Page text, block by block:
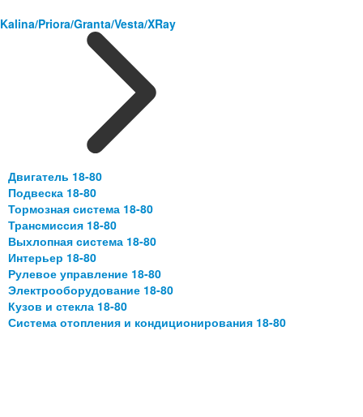
Kalina/Priora/Granta/Vesta/XRay
Двигатель 18-80
Подвеска 18-80
Тормозная система 18-80
Трансмиссия 18-80
Выхлопная система 18-80
Интерьер 18-80
Рулевое управление 18-80
Электрооборудование 18-80
Кузов и стекла 18-80
Система отопления и кондиционирования 18-80